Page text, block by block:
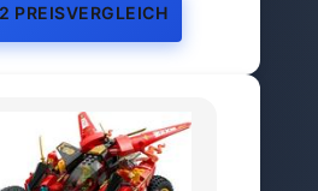
PREISVERGLEICH